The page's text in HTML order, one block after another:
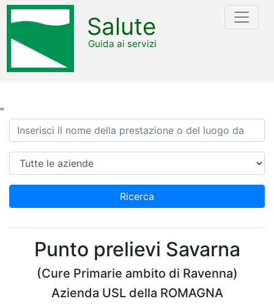
"
Salute
Guida ai servizi
Ricerca
Azienda
Ricerca
Punto prelievi Savarna
(Cure Primarie ambito di Ravenna)
Azienda USL della ROMAGNA